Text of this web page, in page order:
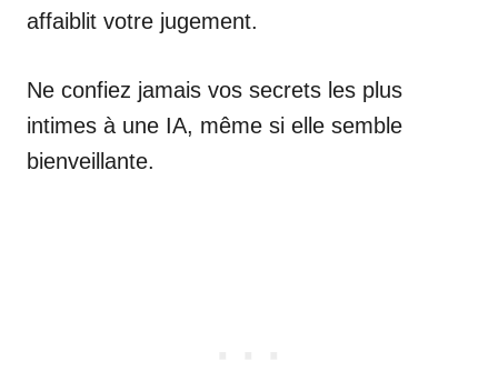
affaiblit votre jugement.
Ne confiez jamais vos secrets les plus
intimes à une IA, même si elle semble
bienveillante.